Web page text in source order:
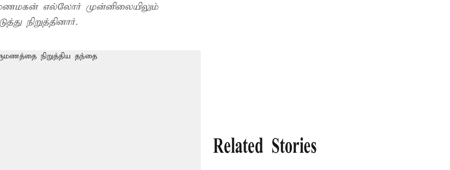
எல்லோர் முன்னிலையிலும்
நிறுத்தினார்.
Related Stories